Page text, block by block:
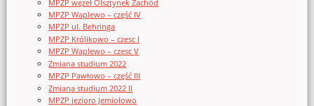
MPZP węzeł Olsztynek Zachód
MPZP Waplewo – część IV
MPZP ul. Behringa
MPZP Królikowo – czesc I
MPZP Waplewo – czesc V
Zmiana studium 2022
MPZP Pawłowo – część III
Zmiana studium 2022 II
MPZP jezioro Jemiołowo